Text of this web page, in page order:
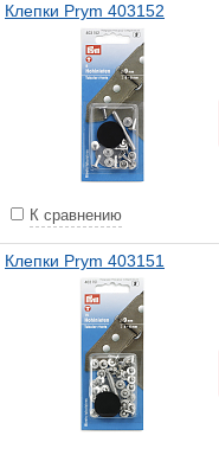
Клепки Prym 403152
К сравнению
Клепки Prym 403151